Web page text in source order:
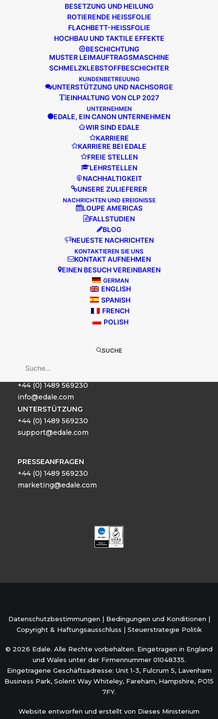
BESETZUNG UND HEILUNG
ROTIERENDE HEISSFOLIE
FLACHBETT-HEISSFOLIE
HOCHBAU UND TAKTILE EFFEKTE
BESCHICHTUNG
MUSTER LEIMAUFTRAGSMASCHINE
SCHMELZKLEBSTOFFBESCHICHTER
KUNDENBETREUUNG
UNTERSTÜTZUNG UND NACHSORGE
EINHALTUNG VON CLP 2027
UNTERNEHMEN
EDALE, EIN CANON UNTERNEHMEN
WIR SIND EDALE
KARRIERE
KARRIERE BEI EDALE
FREIE STELLEN
LEHRSTELLEN
NACHHALTIGKEIT
UNSERE ZULIEFERER
NACHRICHTEN UND EREIGNISSE
LOUPE AMERICAS
FALLSTUDIEN
BLOG
NEUESTE NACHRICHTEN
KONTAKTIEREN SIE UNS
KONTAKT AUFNEHMEN
EINEN BESUCH VEREINBAREN
GERMAN
ENGLISH
SPANISH
FRENCH
POLISH
SUCHE
BRITISCHE INGENIEURE FÜR
PRÄZISIONS-
FLEXODRUCKMASCHINEN UND
SINGLE-PASS-
PRODUKTIONSPLATTFORMEN
FÜR VERPACKUNGSHERSTELLER
PRODUKTE
Edale CartonLine
Edale LabelLine
Veredelung & Konvertierung
Rubbellose Lösungen
Besondere Projekte
KONTAKT EDALE
Einheit 1-3, Fulcrum 5, Lavenham Business Park,
Solent Way, Whiteley, Fareham PO15 7FY
HAUPTBÜRO
+44 (0) 1489 569230
info@edale.com
UNTERSTÜTZUNG
+44 (0) 1489 569230
support@edale.com
PRESSEANFRAGEN
+44 (0) 1489 569230
marketing@edale.com
Datenschutzbestimmungen | Bedingungen und Konditionen |
Copyright & Haftungsausschluss | Steuerstrategie Politik
© 2026 Edale. Alle Rechte vorbehalten. Eingetragen in England
und Wales unter der Firmennummer 01048335.
Eingetragene Geschäftsadresse: Unit 1-3, Fulcrum 5, Lavenham
Business Park, Solent Way Whiteley, Fareham, Hampshire, PO15
7FY.
Website entworfen und erstellt von Dieses Ministerium